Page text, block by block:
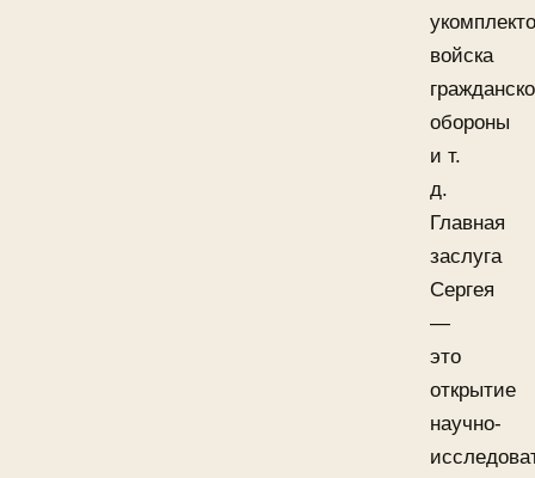
войска
обороны
и т.
д.
Главная
заслуга
Сергея
—
это
открытие
научно-